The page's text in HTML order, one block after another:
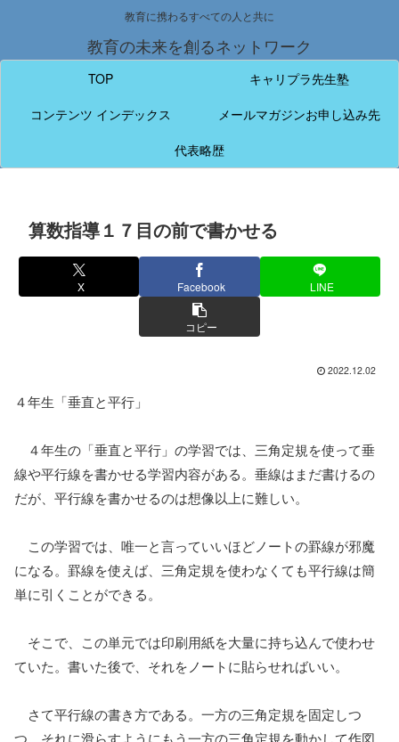
教育に携わるすべての人と共に
教育の未来を創るネットワーク
TOP
キャリプラ先生塾
コンテンツ インデックス
メールマガジンお申し込み先
代表略歴
算数指導１７目の前で書かせる
X Facebook LINE
コピー
2022.12.02
４年生「垂直と平行」
４年生の「垂直と平行」の学習では、三角定規を使って垂
線や平行線を書かせる学習内容がある。垂線はまだ書けるの
だが、平行線を書かせるのは想像以上に難しい。
この学習では、唯一と言っていいほどノートの罫線が邪魔
になる。罫線を使えば、三角定規を使わなくても平行線は簡
単に引くことができる。
そこで、この単元では印刷用紙を大量に持ち込んで使わせ
ていた。書いた後で、それをノートに貼らせればいい。
さて平行線の書き方である。一方の三角定規を固定しつ